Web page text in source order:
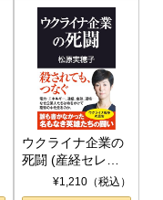
ウクライナ企業の
死闘 (産経セレク
ト S 039)¥1,210（税込）